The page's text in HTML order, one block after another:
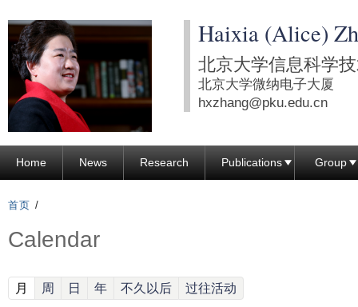
转
到
页
主
要
Haixia (Alice)
北京大学信息科学
北京大学微纳电子大厦
hxzhang@pku.edu.cn
Home News Research Publications Group
首页 /
Calendar
月 (active tab)
周 日 年 不久以后 过往活动